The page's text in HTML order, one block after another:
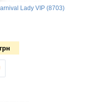
Lady VIP (8703)
грн